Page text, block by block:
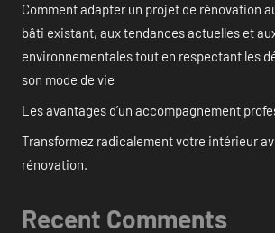
Comment adapter un projet de rénovation
bâti existant, aux tendances actuelles et
environnementales tout en respectant les
son mode de vie
Les avantages d’un accompagnement
Transformez radicalement votre intérieur
rénovation.
Recent Comments